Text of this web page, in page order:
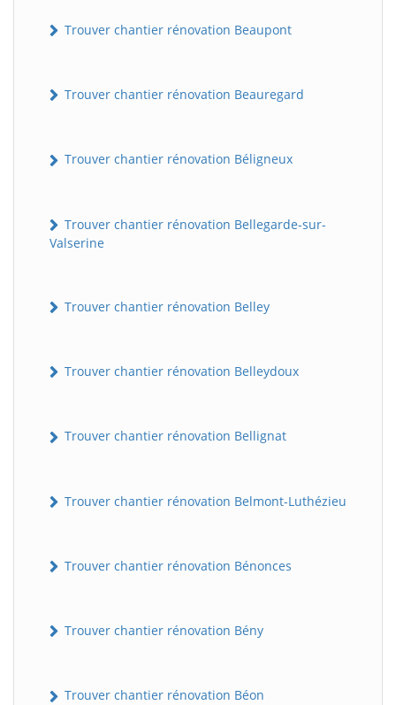
Trouver chantier rénovation Beaupont
Trouver chantier rénovation Beauregard
Trouver chantier rénovation Béligneux
Trouver chantier rénovation Bellegarde-sur-
Valserine
Trouver chantier rénovation Belley
Trouver chantier rénovation Belleydoux
Trouver chantier rénovation Bellignat
Trouver chantier rénovation Belmont-Luthézieu
Trouver chantier rénovation Bénonces
Trouver chantier rénovation Bény
Trouver chantier rénovation Béon